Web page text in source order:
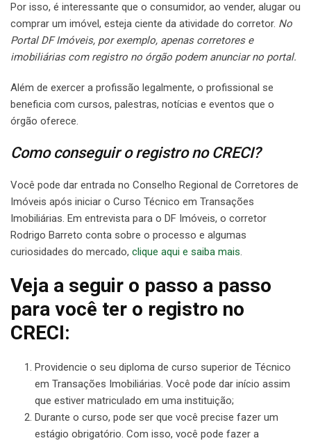
Por isso, é interessante que o consumidor, ao vender, alugar ou
comprar um imóvel, esteja ciente da atividade do corretor. No
Portal DF Imóveis, por exemplo, apenas corretores e
imobiliárias com registro no órgão podem anunciar no portal.
Além de exercer a profissão legalmente, o profissional se
beneficia com cursos, palestras, notícias e eventos que o
órgão oferece.
Como conseguir o registro no CRECI?
Você pode dar entrada no Conselho Regional de Corretores de
Imóveis após iniciar o Curso Técnico em Transações
Imobiliárias. Em entrevista para o DF Imóveis, o corretor
Rodrigo Barreto conta sobre o processo e algumas
curiosidades do mercado, clique aqui e saiba mais.
Veja a seguir o passo a passo
para você ter o registro no
CRECI:
Providencie o seu diploma de curso superior de Técnico
em Transações Imobiliárias. Você pode dar início assim
que estiver matriculado em uma instituição;
Durante o curso, pode ser que você precise fazer um
estágio obrigatório. Com isso, você pode fazer a